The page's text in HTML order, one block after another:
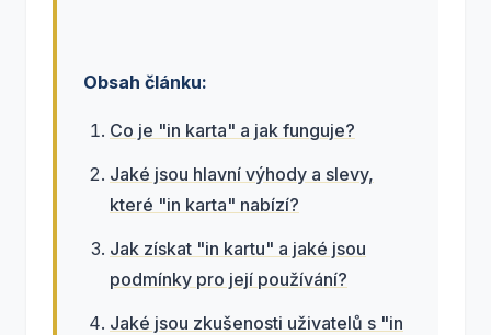
Obsah článku:
Co je "in karta" a jak funguje?
Jaké jsou hlavní výhody a slevy,
které "in karta" nabízí?
Jak získat "in kartu" a jaké jsou
podmínky pro její používání?
Jaké jsou zkušenosti uživatelů s "in